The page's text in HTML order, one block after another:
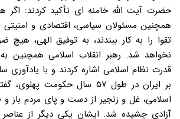
حضرت آیت الله خامنه ای تأکید کردند: اگر
همچنین مسئولان سیاسی، اقتصادی و
تقوا را به کار ببندند، به توفیق الهی،
نخواهد شد. رهبر انقلاب اسلامی همچنین
قدرت نظام اسلامی اشاره کردند و با یادآوری
بر ایران در طول ۵۷ سال حکومت
اسلامی، غل و زنجیر از دست و پای مردم باز و
آزادی چشیده شد. ایشان یکی دیگر از